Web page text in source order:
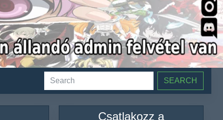
SEARCH
Csatlakozz a